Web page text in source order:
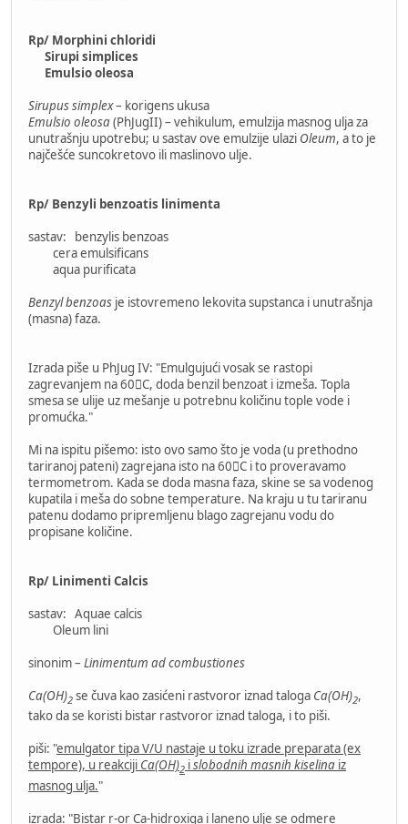
Rp/ Morphini chloridi
Sirupi simplices
Emulsio oleosa
Sirupus simplex– korigens ukusa
Emulsio oleosa(PhJugII) – vehikulum, emulzija masnog ulja za
unutrašnju upotrebu; u sastav ove emulzije ulazi Oleum, a to je
najčešće suncokretovo ili maslinovo ulje.
Rp/ Benzyli benzoatis linimenta
sastav: benzylis benzoas
cera emulsificans
aqua purificata
Benzyl benzoas je istovremeno lekovita supstanca i unutrašnja
(masna) faza.
Izrada piše u PhJug IV: "Emulgujući vosak se rastopi
zagrevanjem na 60C, doda benzil benzoat i izmeša. Topla
smesa se ulije uz mešanje u potrebnu količinu tople vode i
promućka."
Mi na ispitu pišemo: isto ovo samo što je voda (u prethodno
tariranoj pateni) zagrejana isto na 60C i to proveravamo
termometrom. Kada se doda masna faza, skine se sa vodenog
kupatila i meša do sobne temperature. Na kraju u tu tariranu
patenu dodamo pripremljenu blago zagrejanu vodu do
propisane količine.
Rp/ Linimenti Calcis
sastav: Aquae calcis
Oleum lini
sinonim – Linimentum ad combustiones
Ca(OH)2 se čuva kao zasićeni rastvoror iznad taloga Ca(OH)2,
tako da se koristi bistar rastvoror iznad taloga, i to piši.
piši: "emulgator tipa V/U nastaje u toku izrade preparata (ex
tempore), u reakciji Ca(OH)2 islobodnih masnih kiselina iz
masnog ulja."
izrada: "Bistar r-or Ca-hidroxiga i laneno ulje se odmere